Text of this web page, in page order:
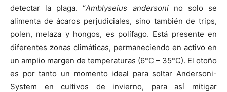
detectar la plaga. “Amblyseius andersonino solo se
alimenta de ácaros perjudiciales, sino también de trips,
polen, melaza y hongos, es polífago. Está presente en
diferentes zonas climáticas, permaneciendo en activo en
un amplio margen de temperaturas (6°C – 35°C). El otoño
es por tanto un momento ideal para soltar Andersoni-
System en cultivos de invierno, para así mitigar